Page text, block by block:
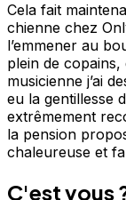
Cela fait
chienne chez
l’emmener au
plein de copains,
musicienne j’ai
eu la gentillesse
extrêmement
la pension
chaleureuse et
C'est vous